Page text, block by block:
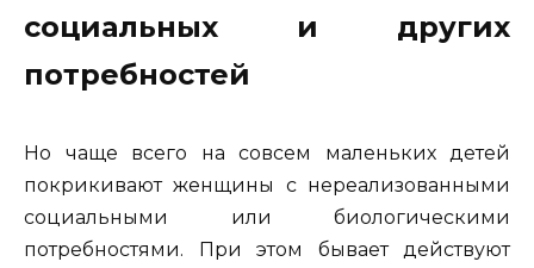
социальных и других
потребностей
Но чаще всего на совсем маленьких детей
покрикивают женщины с нереализованными
социальными или биологическими
потребностями. При этом бывает действуют